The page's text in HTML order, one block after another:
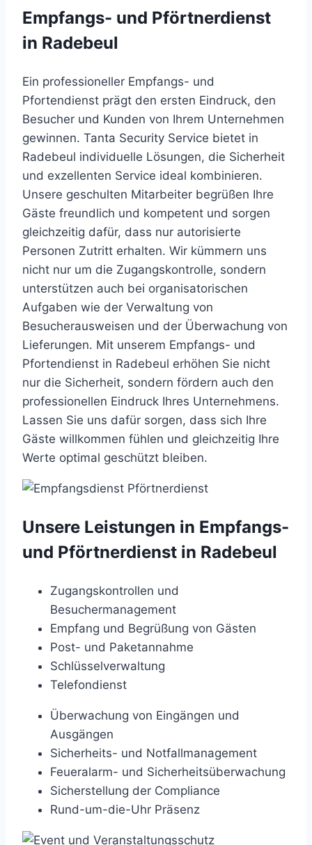
Empfangs- und Pförtnerdienst
in Radebeul
Ein professioneller Empfangs- und
Pfortendienst prägt den ersten Eindruck, den
Besucher und Kunden von Ihrem Unternehmen
gewinnen. Tanta Security Service bietet in
Radebeul individuelle Lösungen, die Sicherheit
und exzellenten Service ideal kombinieren.
Unsere geschulten Mitarbeiter begrüßen Ihre
Gäste freundlich und kompetent und sorgen
gleichzeitig dafür, dass nur autorisierte
Personen Zutritt erhalten. Wir kümmern uns
nicht nur um die Zugangskontrolle, sondern
unterstützen auch bei organisatorischen
Aufgaben wie der Verwaltung von
Besucherausweisen und der Überwachung von
Lieferungen. Mit unserem Empfangs- und
Pfortendienst in Radebeul erhöhen Sie nicht
nur die Sicherheit, sondern fördern auch den
professionellen Eindruck Ihres Unternehmens.
Lassen Sie uns dafür sorgen, dass sich Ihre
Gäste willkommen fühlen und gleichzeitig Ihre
Werte optimal geschützt bleiben.
Unsere Leistungen in Empfangs-
und Pförtnerdienst in Radebeul
Zugangskontrollen und
Besuchermanagement
Empfang und Begrüßung von Gästen
Post- und Paketannahme
Schlüsselverwaltung
Telefondienst
Überwachung von Eingängen und
Ausgängen
Sicherheits- und Notfallmanagement
Feueralarm- und Sicherheitsüberwachung
Sicherstellung der Compliance
Rund-um-die-Uhr Präsenz